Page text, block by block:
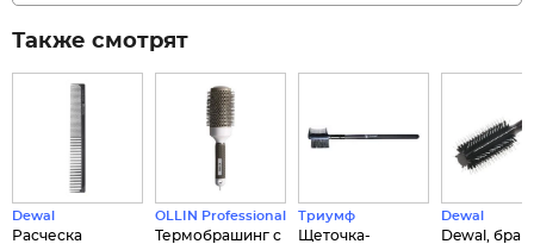
Также смотрят
Dewal
Расческа
OLLIN Professional
Термобрашинг с
Триумф
Щеточка-
Dewal
Dewal,